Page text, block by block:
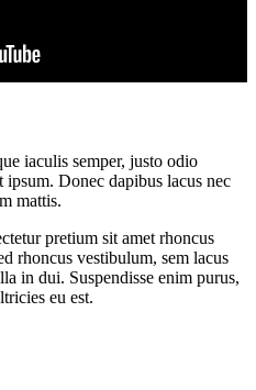
iaculis semper, justo odio
Donec dapibus lacus nec
mattis.
pretium sit amet rhoncus
rhoncus vestibulum, sem lacus
in dui. Suspendisse enim purus,
eu est.